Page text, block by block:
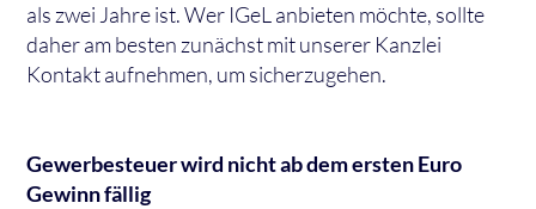
als zwei Jahre ist. Wer IGeL anbieten möchte, sollte
daher am besten zunächst mit unserer Kanzlei
Kontakt aufnehmen, um sicherzugehen.
Gewerbesteuer wird nicht ab dem ersten Euro
Gewinn fällig